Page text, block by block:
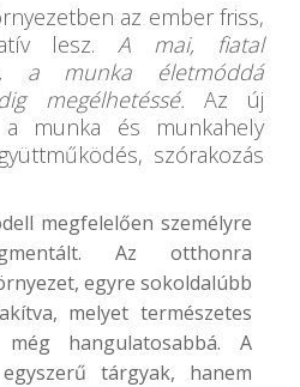
az ember friss,
lesz.A mai, fiatal
a munka életmóddá
megélhetéssé. Az új
a munka és munkahely
szórakozás
megfelelően személyre
Az otthonra
egyre sokoldalúbb
melyet természetes
hangulatosabbá. A
tárgyak, hanem